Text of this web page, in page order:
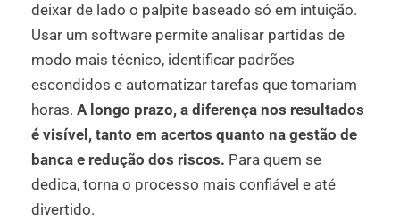
deixar de lado o palpite baseado só em intuição.
Usar um software permite analisar partidas de
modo mais técnico, identificar padrões
escondidos e automatizar tarefas que tomariam
horas. A longo prazo, a diferença nos resultados
é visível, tanto em acertos quanto na gestão de
banca e redução dos riscos. Para quem se
dedica, torna o processo mais confiável e até
divertido.